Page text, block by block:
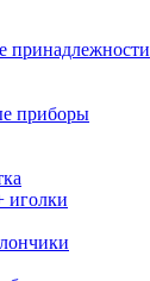
принадлежности
приборы
иголки